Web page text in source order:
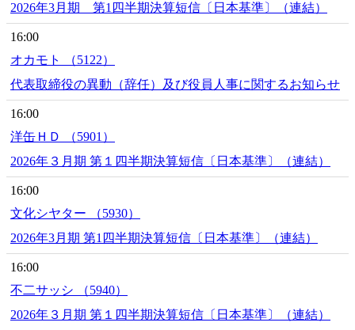
2026年3月期 第1四半期決算短信〔日本基準〕（連結）
16:00
オカモト （5122）
代表取締役の異動（辞任）及び役員人事に関するお知らせ
16:00
洋缶ＨＤ （5901）
2026年３月期 第１四半期決算短信〔日本基準〕（連結）
16:00
文化シヤター （5930）
2026年3月期 第1四半期決算短信〔日本基準〕（連結）
16:00
不二サッシ （5940）
2026年３月期 第１四半期決算短信〔日本基準〕（連結）